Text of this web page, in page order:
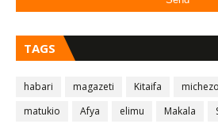
TAGS
habari magazeti Kitaifa michezo
matukio
Afya elimu Makala